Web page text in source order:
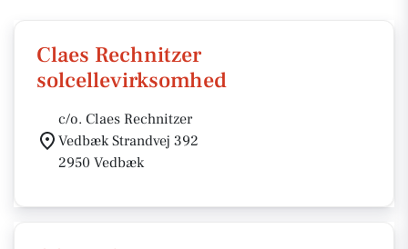
Claes Rechnitzer
solcellevirksomhed
c/o. Claes Rechnitzer
Vedbæk Strandvej 392
2950 Vedbæk